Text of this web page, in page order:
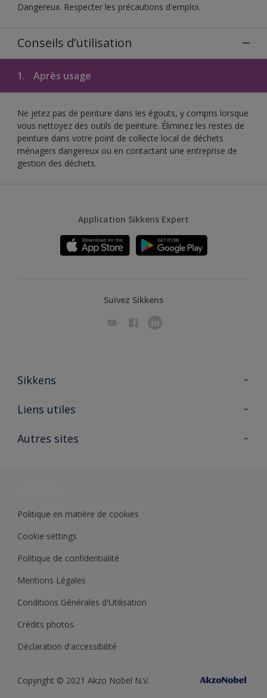
Dangereux. Respecter les précautions d'emploi.
Conseils d’utilisation
1. Après usage
Ne jetez pas de peinture dans les égouts, y compris lorsque
vous nettoyez des outils de peinture. Éliminez les restes de
peinture dans votre point de collecte local de déchets
ménagers dangereux ou en contactant une entreprise de
gestion des déchets.
Application Sikkens Expert
Suivez Sikkens
Sikkens
A propos de Sikkens
Liens utiles
Ouvrir un magasin PASS
Autres sites
Politique en matière de cookies
Cookie settings
Politique de confidentialité
Mentions Légales
Conditions Générales d'Utilisation
Crédits photos
Déclaration d'accessibilité
Copyright © 2021 Akzo Nobel N.V.